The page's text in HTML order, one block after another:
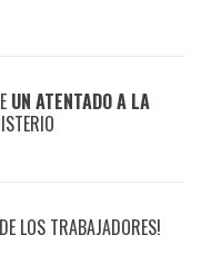
UN ATENTADO A LA
LOS TRABAJADORES!